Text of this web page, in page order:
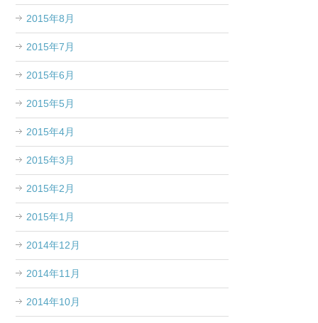
2015年8月
2015年7月
2015年6月
2015年5月
2015年4月
2015年3月
2015年2月
2015年1月
2014年12月
2014年11月
2014年10月